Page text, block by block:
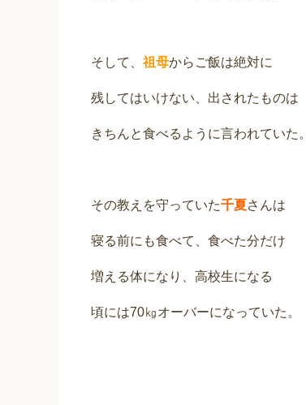
そして、 祖母からご飯は絶対に
残してはいけない、出されたものは
きちんと食べるように言われていた。
その教えを守っていた千夏さんは
寝る前にも食べて、食べた分だけ
増える体になり、高校生になる
頃には70㎏オーバーになっていた。